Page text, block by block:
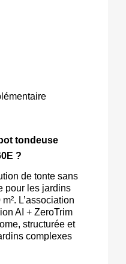
tondeuse
?
de tonte sans
pour les jardins
L’association
AI + ZeroTrim
structurée et
complexes